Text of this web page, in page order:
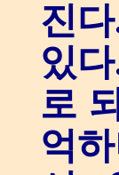
진
있
로
억